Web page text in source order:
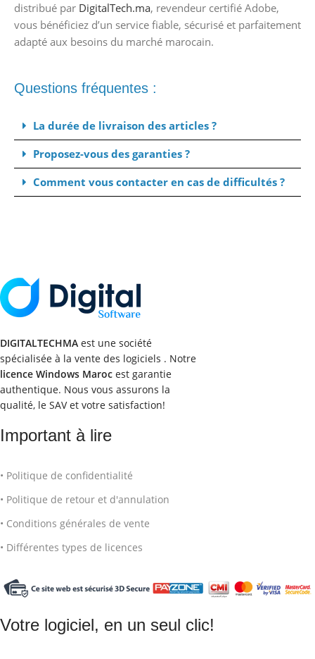
distribué par DigitalTech.ma, revendeur certifié Adobe,
vous bénéficiez d’un service fiable, sécurisé et parfaitement
adapté aux besoins du marché marocain.
Questions fréquentes :
La durée de livraison des articles ?
Proposez-vous des garanties ?
Comment vous contacter en cas de difficultés ?
DIGITALTECHMA est une société
spécialisée à la vente des logiciels . Notre
licence Windows Maroc est garantie
authentique. Nous vous assurons la
qualité, le SAV et votre satisfaction!
Important à lire
• Politique de confidentialité
• Politique de retour et d'annulation
• Conditions générales de vente
• Différentes types de licences
Votre logiciel, en un seul clic!